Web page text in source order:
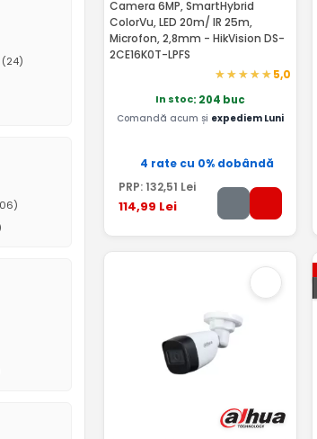
(24)
Camera 6MP, SmartHybrid
ColorVu, LED 20m/ IR 25m,
Microfon, 2,8mm - HikVision DS-
2CE16K0T-LPFS
5,0
In stoc: 204 buc
Comandă acum și expediem Luni
4 rate cu 0% dobândă
PRP: 132,51 Lei
114,99 Lei